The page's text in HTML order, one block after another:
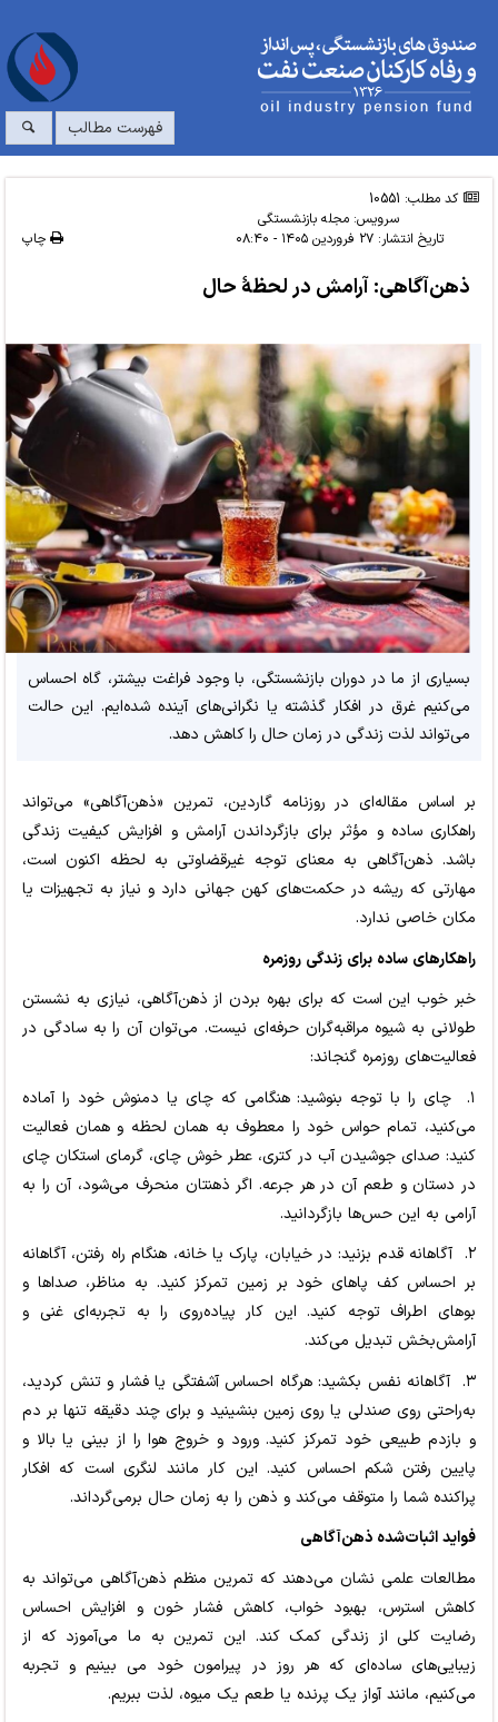
فهرست مطالب
کد مطلب: 10551
سرویس:مجله بازنشستگی
تاریخ انتشار:۲۷ فروردین ۱۴۰۵ - ۰۸:۴۰ چاپ
ذهن‌آگاهی: آرامش در لحظۀ حال
بسیاری از ما در دوران بازنشستگی، با وجود فراغت بیشتر، گاه احساس
می‌کنیم غرق در افکار گذشته یا نگرانی‌های آینده شده‌ایم. این حالت
می‌تواند لذت زندگی در زمان حال را کاهش دهد.
بر اساس مقاله‌ای در روزنامه گاردین، تمرین «ذهن‌آگاهی» می‌تواند
راهکاری ساده و مؤثر برای بازگرداندن آرامش و افزایش کیفیت زندگی
باشد. ذهن‌آگاهی به معنای توجه غیرقضاوتی به لحظه اکنون است،
مهارتی که ریشه در حکمت‌های کهن جهانی دارد و نیاز به تجهیزات یا
مکان خاصی ندارد.
راهکارهای ساده برای زندگی روزمره
خبر خوب این است که برای بهره بردن از ذهن‌آگاهی، نیازی به نشستن
طولانی به شیوه مراقبه‌گران حرفه‌ای نیست. می‌توان آن را به سادگی در
فعالیت‌های روزمره گنجاند:
۱. چای را با توجه بنوشید: هنگامی که چای یا دمنوش خود را آماده
می‌کنید، تمام حواس خود را معطوف به همان لحظه و همان فعالیت
کنید: صدای جوشیدن آب در کتری، عطر خوش چای، گرمای استکان چای
در دستان و طعم آن در هر جرعه. اگر ذهنتان منحرف می‌شود، آن را به
آرامی به این حس‌ها بازگردانید.
۲. آگاهانه قدم بزنید: در خیابان، پارک یا خانه، هنگام راه رفتن، آگاهانه
بر احساس کف پاهای خود بر زمین تمرکز کنید. به مناظر، صداها و
بوهای اطراف توجه کنید. این کار پیاده‌روی را به تجربه‌ای غنی و
آرامش‌بخش تبدیل می‌کند.
۳. آگاهانه نفس بکشید: هرگاه احساس آشفتگی یا فشار و تنش کردید،
به‌راحتی روی صندلی یا روی زمین بنشینید و برای چند دقیقه تنها بر دم
و بازدم طبیعی خود تمرکز کنید. ورود و خروج هوا را از بینی یا بالا و
پایین رفتن شکم احساس کنید. این کار مانند لنگری است که افکار
پراکنده شما را متوقف می‌کند و ذهن را به زمان حال برمی‌گرداند.
فواید اثبات‌شده ذهن‌آگاهی
مطالعات علمی نشان می‌دهند که تمرین منظم ذهن‌آگاهی می‌تواند به
کاهش استرس، بهبود خواب، کاهش فشار خون و افزایش احساس
رضایت کلی از زندگی کمک کند. این تمرین به ما می‌آموزد که از
زیبایی‌های ساده‌ای که هر روز در پیرامون خود می بینیم و تجربه
می‌کنیم، مانند آواز یک پرنده یا طعم یک میوه، لذت ببریم.